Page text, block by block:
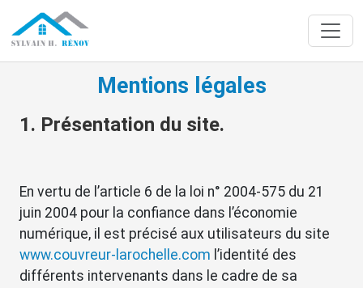
Mentions légales
1. Présentation du site.
En vertu de l’article 6 de la loi n° 2004-575 du 21
juin 2004 pour la confiance dans l’économie
numérique, il est précisé aux utilisateurs du site
www.couvreur-larochelle.com l’identité des
différents intervenants dans le cadre de sa